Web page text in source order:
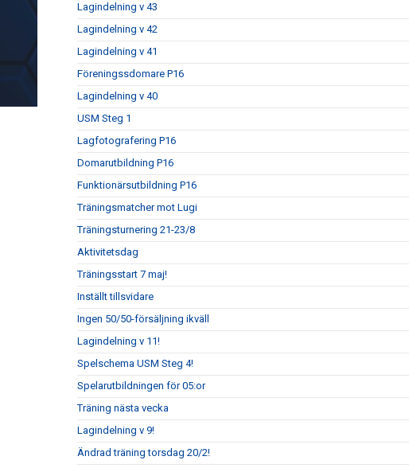
Lagindelning v 43
Lagindelning v 42
Lagindelning v 41
Föreningssdomare P16
Lagindelning v 40
USM Steg 1
Lagfotografering P16
Domarutbildning P16
Funktionärsutbildning P16
Träningsmatcher mot Lugi
Träningsturnering 21-23/8
Aktivitetsdag
Träningsstart 7 maj!
Inställt tillsvidare
Ingen 50/50-försäljning ikväll
Lagindelning v 11!
Spelschema USM Steg 4!
Spelarutbildningen för 05:or
Träning nästa vecka
Lagindelning v 9!
Ändrad träning torsdag 20/2!